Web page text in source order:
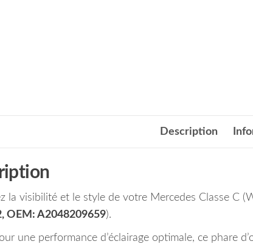
Description
la visibilité et le style de votre Mercedes Classe C
OEM: A2048209659).
une performance d’éclairage optimale, ce phare